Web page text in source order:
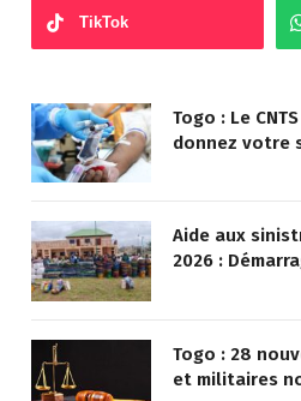
TikTok
Togo : Le
donnez votre
Aide aux
2026 :
Togo : 28
et militaires